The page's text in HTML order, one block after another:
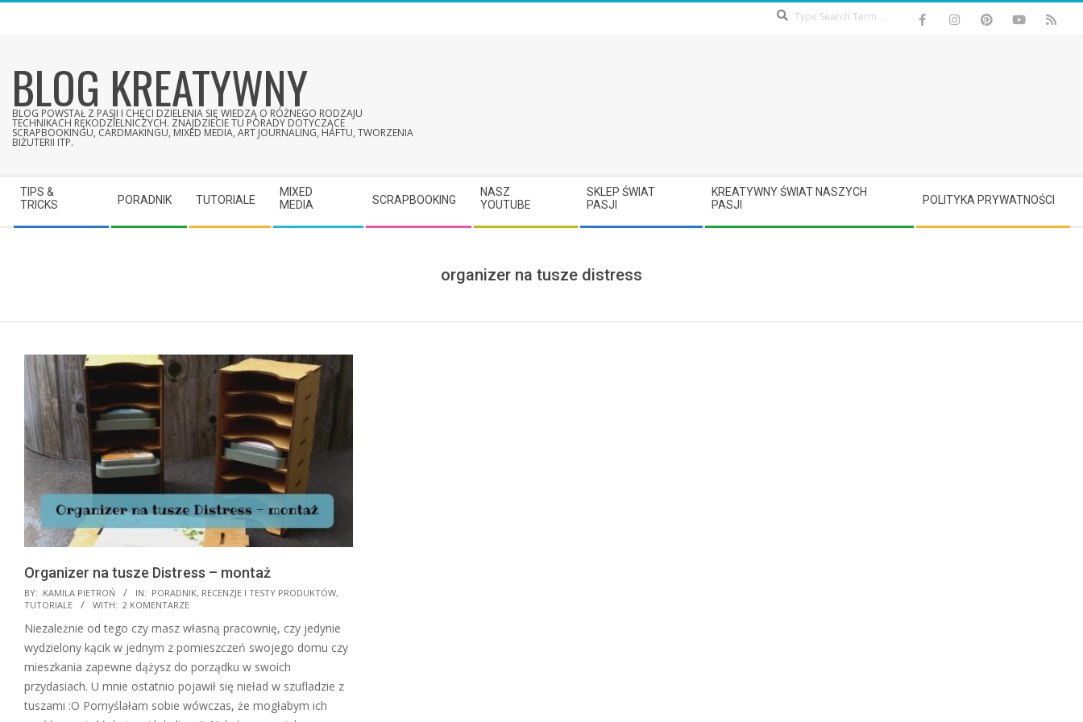
BLOG KREATYWNY
BLOG POWSTAŁ Z PASJI I CHĘCI DZIELENIA SIĘ WIEDZĄ O RÓŻNEGO RODZAJU
TECHNIKACH RĘKODZIELNICZYCH. ZNAJDZIECIE TU PORADY DOTYCZĄCE
SCRAPBOOKINGU, CARDMAKINGU, MIXED MEDIA, ART JOURNALING, HAFTU, TWORZENIA
BIŻUTERII ITP.
Secondary
Navigation
Menu
TIPS &
TRICKS
PORADNIK TUTORIALE
MIXED
MEDIA
SCRAPBOOKING
NASZ
YOUTUBE
SKLEP ŚWIAT
PASJI
KREATYWNY ŚWIAT NASZYCH
PASJI
POLITYKA PRYWATNOŚCI
organizer na tusze distress
Organizer na tusze Distress – montaż
2021-
07-
28
BY: KAMILA PIETROŃ IN: PORADNIK, RECENZJE I TESTY PRODUKTÓW,
TUTORIALE
WITH: 2 KOMENTARZE
Niezależnie od tego czy masz własną pracownię, czy jedynie
wydzielony kącik w jednym z pomieszczeń swojego domu czy
mieszkania zapewne dążysz do porządku w swoich
przydasiach. U mnie ostatnio pojawił się nieład w szufladzie z
tuszami :O Pomyślałam sobie wówczas, że mogłabym ich